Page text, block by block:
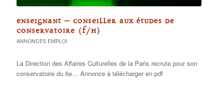
ENSEIGNANT – CONSEILLER AUX ÉTUDES DE
CONSERVATOIRE (F/H)
ANNONCES EMPLOI
La Direction des Affaires Culturelles de la Paris recrute pour son
conservatoire du 6e… Annonce à télécharger en pdf